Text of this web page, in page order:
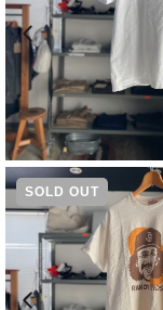
¥ 6,600
SOLD OUT